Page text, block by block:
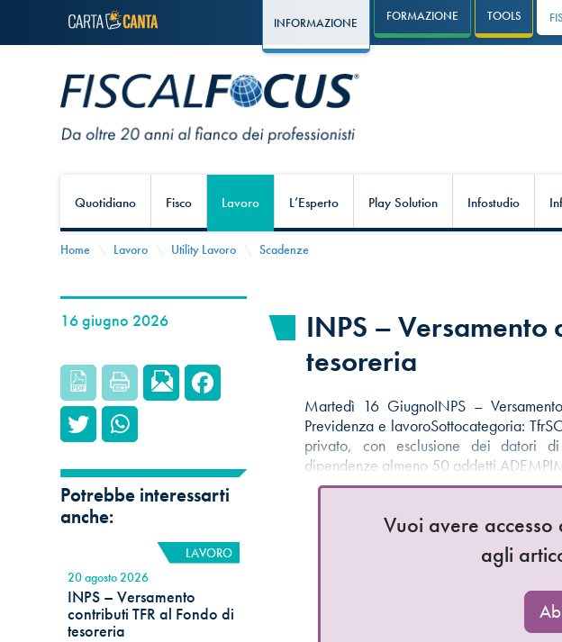
INFORMAZIONE FORMAZIONE TOOLS
Quotidiano Fisco Lavoro L’Esperto Play Solution Infostudio
Home Lavoro Utility Lavoro Scadenze
16 giugno 2026
Potrebbe interessarti
anche:
LAVORO
20 agosto 2026
INPS – Versamento
contributi TFR al Fondo di
tesoreria
INPS – Versamento
tesoreria
Martedì 16 GiugnoINPS –
Previdenza e lavoroSottocategoria:
privato, con esclusione dei datori
dipendenze almeno 50
Vuoi avere
agli